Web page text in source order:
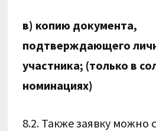
в) копию документа,
подтверждающего
участника; (только в
номинациях)
8.2. Также заявку можно